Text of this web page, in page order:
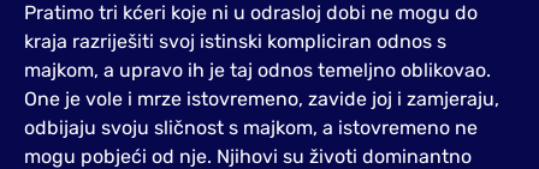
Pratimo tri kćeri koje ni u odrasloj dobi ne mogu do
kraja razriješiti svoj istinski kompliciran odnos s
majkom, a upravo ih je taj odnos temeljno oblikovao.
One je vole i mrze istovremeno, zavide joj i zamjeraju,
odbijaju svoju sličnost s majkom, a istovremeno ne
mogu pobjeći od nje. Njihovi su životi dominantno